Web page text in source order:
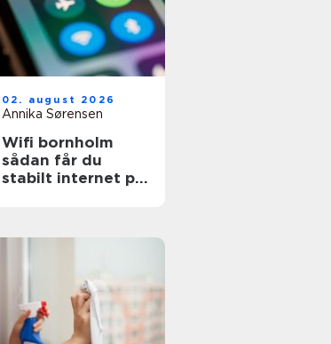
02. august 2026
Annika Sørensen
Wifi bornholm
sådan får du
stabilt internet på